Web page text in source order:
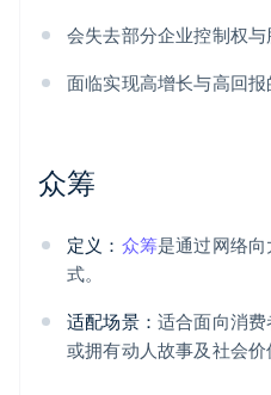
会失去部分企业控制权与
面临实现高增长与高回报
众筹
定义： 众筹是通过网络
式。
适配场景： 适合面向消费
或拥有动人故事及社会价